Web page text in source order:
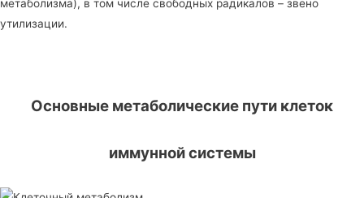
метаболизма), в том числе свободных радикалов – звено
утилизации.
Основные метаболические пути клеток
иммунной системы